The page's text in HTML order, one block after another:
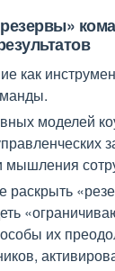
как
моделей
мышления
раскрыть
их